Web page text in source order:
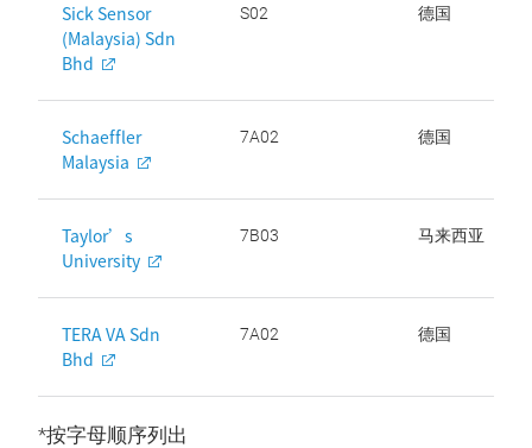
Sick Sensor
(Malaysia) Sdn
Bhd
S02 德国
Schaeffler
Malaysia
7A02 德国
Taylor’s
University
7B03 马来西亚
TERA VA Sdn
Bhd
7A02 德国
*按字母顺序列出